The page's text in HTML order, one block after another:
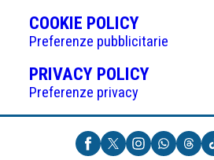
COOKIE POLICY(APRE
IN
UNA
NUOVA
Preferenze pubblicitarie
PRIVACY POLICY(APRE
UNA
NUOVA
SCHEDA)
Preferenze privacy